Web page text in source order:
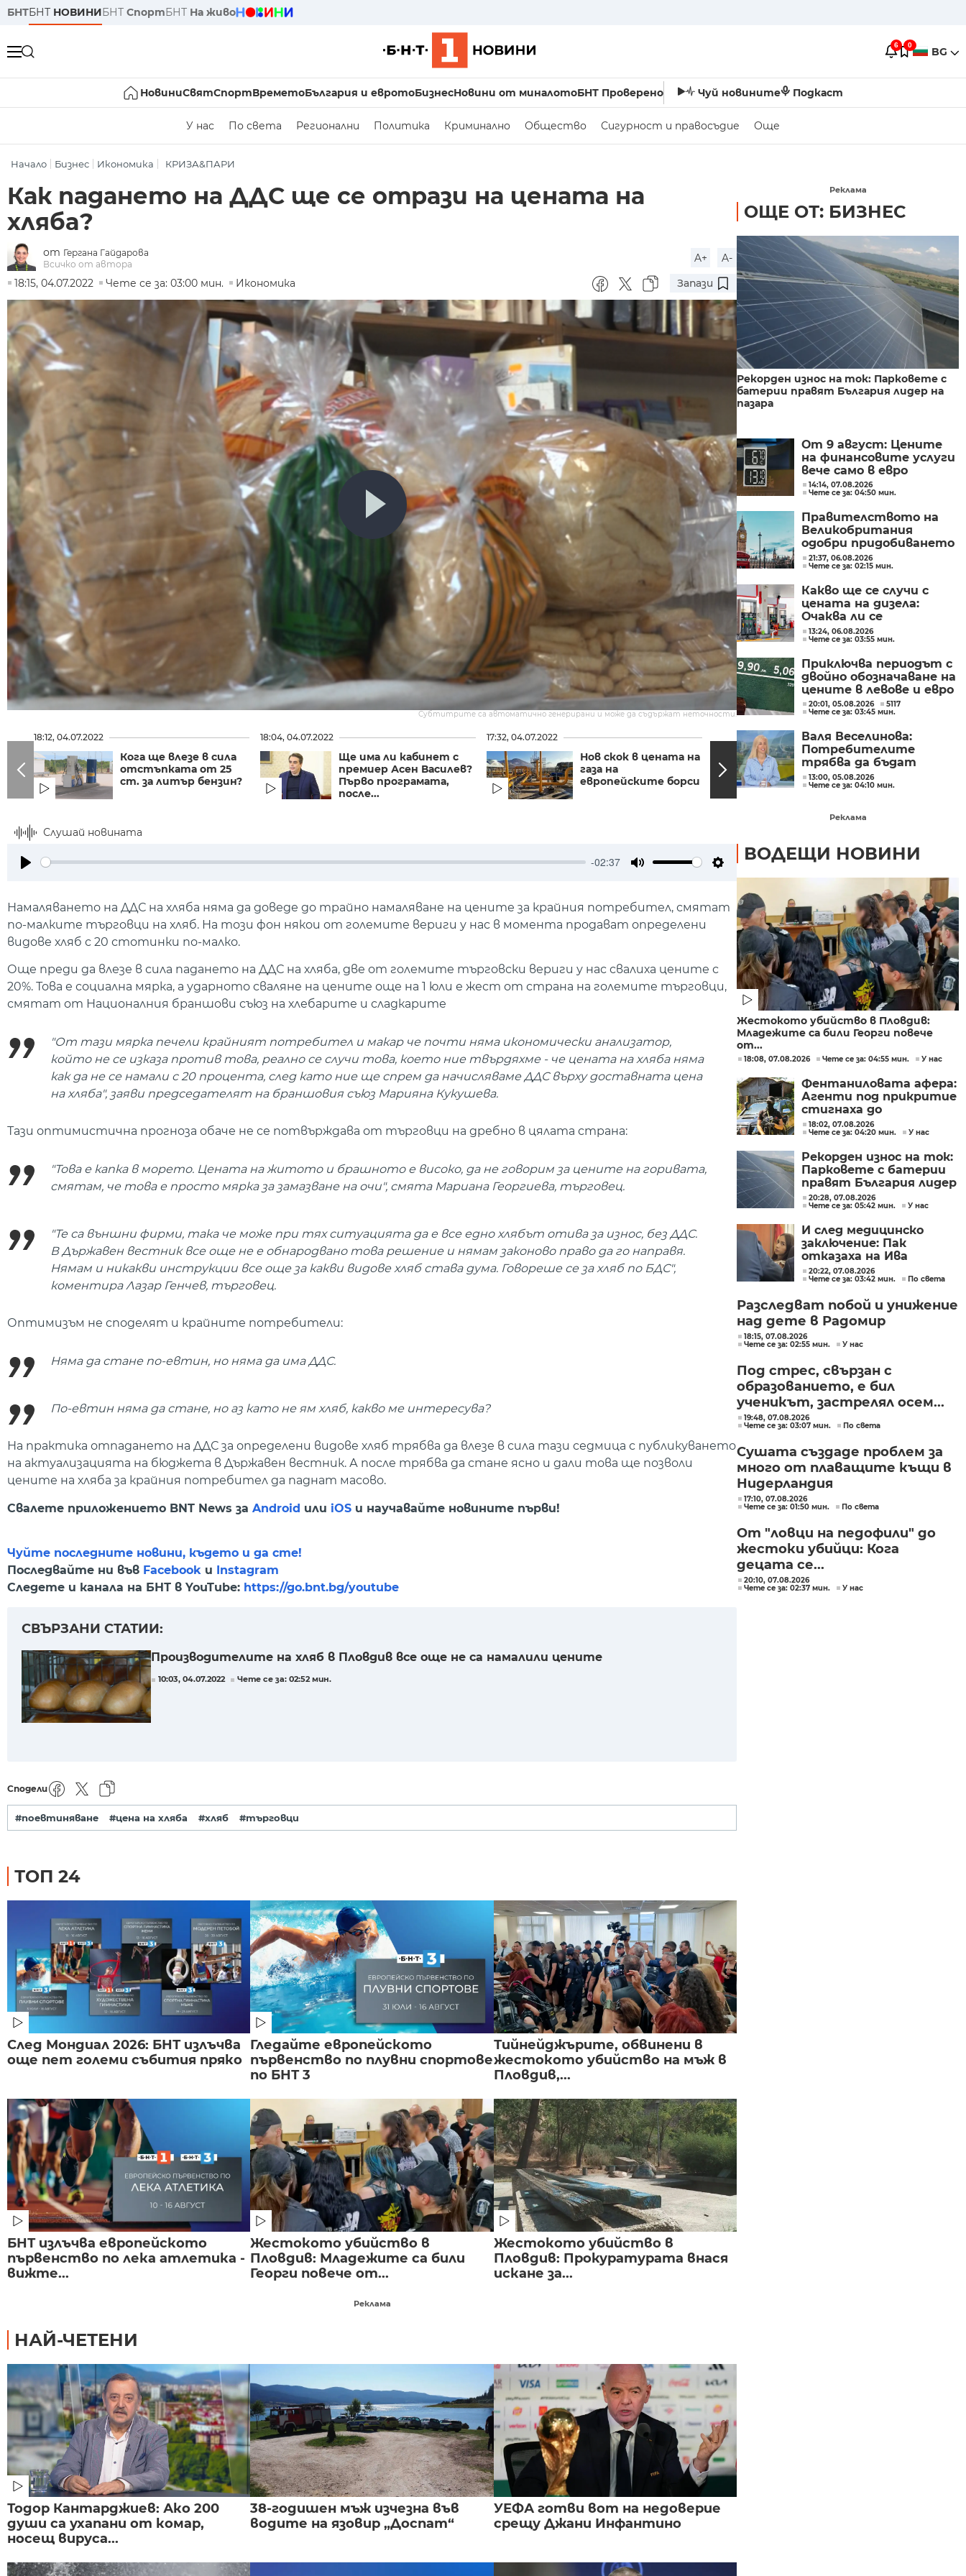
БНТБНТ НОВИНИБНТ СпортБНТ На живо
6 0 BG
НовиниСвятСпортВреметоБългария и евротоБизнесНовини от миналотоБНТ Проверено Чуй новините Подкаст
У нас По света Регионални Политика Криминално Общество Сигурност и правосъдие Още
Начало Бизнес Икономика КРИЗА&ПАРИ
Как падането на ДДС ще се отрази на цената на
хляба?
от Гергана Гайдарова
Всичко от автора
A+
A-
18:15, 04.07.2022
Чете се за: 03:00 мин. Икономика Запази
Субтитрите са автоматично генерирани и може да съдържат неточности.
18:12, 04.07.2022
Кога ще влезе в сила
отстъпката от 25
ст. за литър бензин?
18:04, 04.07.2022
Ще има ли кабинет с
премиер Асен Василев?
Първо програмата,
после...
17:32, 04.07.2022
Нов скок в цената на
газа на
европейските борси
17:13, 04.07.2022
Собственици на
хотели и заведения в
Сандански се оплакват
от липса...
Слушай новината
-02:37
Settings
Намаляването на ДДС на хляба няма да доведе до трайно намаляване на цените за крайния потребител, смятат
по-малките търговци на хляб. На този фон някои от големите вериги у нас в момента продават определени
видове хляб с 20 стотинки по-малко.
Още преди да влезе в сила падането на ДДС на хляба, две от големите търговски вериги у нас свалиха цените с
20%. Това е социална мярка, а ударното сваляне на цените още на 1 юли е жест от страна на големите търговци,
смятат от Националния браншови съюз на хлебарите и сладкарите
"От тази мярка печели крайният потребител и макар че почти няма икономически анализатор,
който не се изказа против това, реално се случи това, което ние твърдяхме - че цената на хляба няма
как да не се намали с 20 процента, след като ние ще спрем да начисляваме ДДС върху доставната цена
на хляба", заяви председателят на браншовия съюз Марияна Кукушева.
Тази оптимистична прогноза обаче не се потвърждава от търговци на дребно в цялата страна:
"Това е капка в морето. Цената на житото и брашното е високо, да не говорим за цените на горивата,
смятам, че това е просто мярка за замазване на очи", смята Мариана Георгиева, търговец.
"Те са външни фирми, така че може при тях ситуацията да е все едно хлябът отива за износ, без ДДС.
В Държавен вестник все още не е обнародвано това решение и нямам законово право да го направя.
Нямам и никакви инструкции все още за какви видове хляб става дума. Говореше се за хляб по БДС",
коментира Лазар Генчев, търговец.
Оптимизъм не споделят и крайните потребители:
Няма да стане по-евтин, но няма да има ДДС.
По-евтин няма да стане, но аз като не ям хляб, какво ме интересува?
На практика отпадането на ДДС за определени видове хляб трябва да влезе в сила тази седмица с публикуването
на актуализацията на бюджета в Държавен вестник. А после трябва да стане ясно и дали това ще позволи
цените на хляба за крайния потребител да паднат масово.
Свалете приложението BNT News за Android или iOS и научавайте новините първи!
Чуйте последните новини, където и да сте!
Последвайте ни във Facebook и
Instagram
Следете и канала на БНТ в YouTube: https://go.bnt.bg/youtube
СВЪРЗАНИ СТАТИИ:
Производителите на хляб в Пловдив все още не са намалили цените
10:03, 04.07.2022 Чете се за: 02:52 мин.
Сподели
#поевтиняване #цена на хляба #хляб #търговци
ТОП 24
След Мондиал 2026: БНТ излъчва
още пет големи събития пряко
Гледайте европейското
първенство по плувни спортове
по БНТ 3
Тийнейджърите, обвинени в
жестокото убийство на мъж в
Пловдив,...
БНТ излъчва европейското
първенство по лека атлетика -
вижте...
Жестокото убийство в
Пловдив: Младежите са били
Георги повече от...
Жестокото убийство в
Пловдив: Прокуратурата внася
искане за...
Реклама
НАЙ-ЧЕТЕНИ
Тодор Кантарджиев: Ако 200
души са ухапани от комар,
носещ вируса...
38-годишен мъж изчезна във
водите на язовир „Доспат“
УЕФА готви вот на недоверие
срещу Джани Инфантино
Реклама
ОЩЕ ОТ: БИЗНЕС
Рекорден износ на ток: Парковете с
батерии правят България лидер на
пазара
От 9 август: Цените
на финансовите услуги
вече само в евро
14:14, 07.08.2026
Чете се за: 04:50 мин.
Правителството на
Великобритания
одобри придобиването
на „Уорнър Брос
Дискавъри“ от
„Парамаунт“ за 110
млрд. долара
21:37, 06.08.2026
Чете се за: 02:15 мин.
Какво ще се случи с
цената на дизела:
Очаква ли се
поевтиняване или нов
ръст?
13:24, 06.08.2026
Чете се за: 03:55 мин.
Приключва периодът с
двойно обозначаване на
цените в левове и евро
20:01, 05.08.2026
5117
Чете се за: 03:45 мин.
Валя Веселинова:
Потребителите
трябва да бъдат
разумни, да не се
подлъгват по ниската
13:00, 05.08.2026
Чете се за: 04:10 мин.
Реклама
ВОДЕЩИ НОВИНИ
Жестокото убийство в Пловдив:
Младежите са били Георги повече
от...
18:08, 07.08.2026 Чете се за: 04:55 мин. У нас
Фентаниловата афера:
Агенти под прикритие
стигнаха до
лабораторията във
„Факултета“
18:02, 07.08.2026
Чете се за: 04:20 мин.
У нас
Рекорден износ на ток:
Парковете с батерии
правят България лидер
на пазара
20:28, 07.08.2026
Чете се за: 05:42 мин.
У нас
И след медицинско
заключение: Пак
отказаха на Ива
Михайлова да се лекува
в България
20:22, 07.08.2026
Чете се за: 03:42 мин.
По света
Разследват побой и унижение
над дете в Радомир
18:15, 07.08.2026
Чете се за: 02:55 мин.
У нас
Под стрес, свързан с
образованието, е бил
ученикът, застрелял осем...
19:48, 07.08.2026
Чете се за: 03:07 мин.
По света
Сушата създаде проблем за
много от плаващите къщи в
Нидерландия
17:10, 07.08.2026
Чете се за: 01:50 мин.
По света
От "ловци на педофили" до
жестоки убийци: Кога
децата се...
20:10, 07.08.2026
Чете се за: 02:37 мин.
У нас